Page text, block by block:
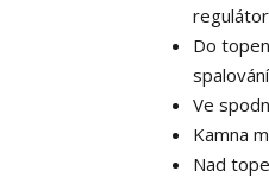
Do
Ve
Kamna
Nad